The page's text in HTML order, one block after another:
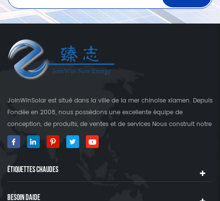
JoinWinSolar est situé dans la ville de la mer chinoise xiamen. Depuis
Fondée en 2008, nous possédons une excellente équipe de
conception, de produits, de ventes et de services Nous construit notre
propre usine qui est plus que 3000 Square's terre. En tant que
fournisseur mondial des crochets de fixation solaire, JoinwinSolar a
notre produit JoinwinSolar Les produits comprennent le Suivant: 1,
Systèmes de montage solaire sur le toit en métal et accessoires 2,
tuile Systèmes de montage solaire sur le toit et accessoires 3,
ÉTIQUETTES CHAUDES
BESOIN DAIDE